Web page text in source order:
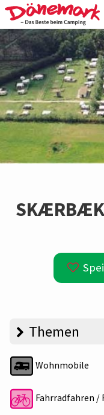
SKÆRBÆK
Themen
Wohnmobile
Fahrradfahren /